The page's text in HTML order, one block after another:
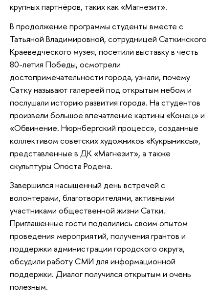
крупных партнёров, таких как «Магнезит».
В продолжение программы студенты вместе с
Татьяной Владимировной, сотрудницей Саткинского
Краеведческого музея, посетили выставку в честь
80-летия Победы, осмотрели
достопримечательности города, узнали, почему
Сатку называют галереей под открытым небом и
послушали историю развития города. На студентов
произвели большое впечатление картины «Конец» и
«Обвинение. Нюрнбергский процесс», созданные
коллективом советских художников «Кукрыниксы»,
представленные в ДК «Магнезит», а также
скульптуры Огюста Родена.
Завершился насыщенный день встречей с
волонтерами, благотворителями, активными
участниками общественной жизни Сатки.
Приглашенные гости поделились своим опытом
проведения мероприятий, получения грантов и
поддержки администрации городского округа,
обсудили работу СМИ для информационной
поддержки. Диалог получился открытым и очень
полезным.